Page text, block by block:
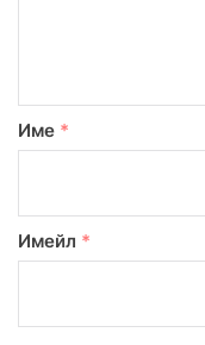
Име *
Имейл *